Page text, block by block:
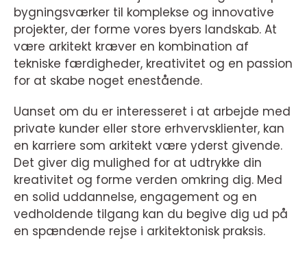
bygningsværker til komplekse og innovative
projekter, der forme vores byers landskab. At
være arkitekt kræver en kombination af
tekniske færdigheder, kreativitet og en passion
for at skabe noget enestående.
Uanset om du er interesseret i at arbejde med
private kunder eller store erhvervsklienter, kan
en karriere som arkitekt være yderst givende.
Det giver dig mulighed for at udtrykke din
kreativitet og forme verden omkring dig. Med
en solid uddannelse, engagement og en
vedholdende tilgang kan du begive dig ud på
en spændende rejse i arkitektonisk praksis.